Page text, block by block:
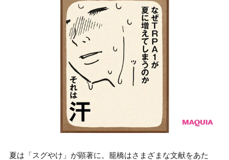
夏は「スグやけ」が顕著に。籠橋はさまざまな文献をあた